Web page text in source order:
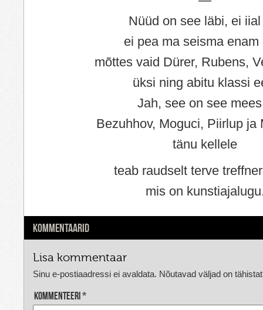
Nüüd on see läbi, ei
ei pea ma seisma enam
mõttes vaid Dürer, Rubens,
üksi ning abitu klassi
Jah, see on see
Bezuhhov, Moguci, Piirlup ja
tänu kellele
teab raudselt terve
mis on
KOMMENTAARID
Lisa kommentaar
Sinu e-postiaadressi ei avaldata. Nõutavad väljad on
Kommenteeri *